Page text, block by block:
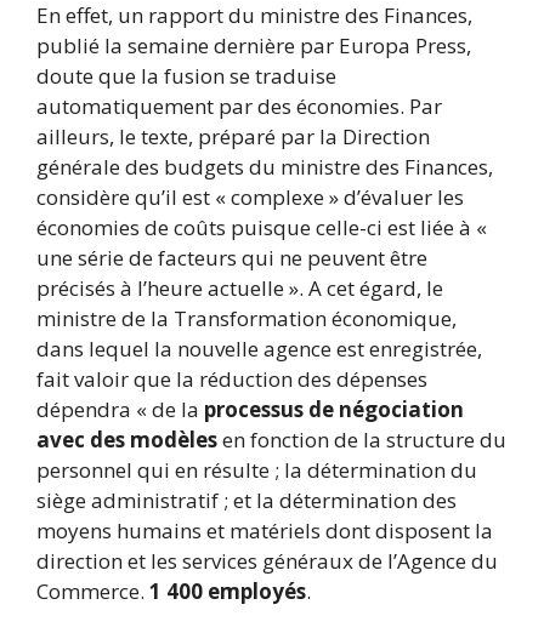
En effet, un rapport du ministre des Finances,
publié la semaine dernière par Europa Press,
doute que la fusion se traduise
automatiquement par des économies. Par
ailleurs, le texte, préparé par la Direction
générale des budgets du ministre des Finances,
considère qu’il est « complexe » d’évaluer les
économies de coûts puisque celle-ci est liée à «
une série de facteurs qui ne peuvent être
précisés à l’heure actuelle ». A cet égard, le
ministre de la Transformation économique,
dans lequel la nouvelle agence est enregistrée,
fait valoir que la réduction des dépenses
dépendra « de la processus de négociation
avec des modèlesen fonction de la structure du
personnel qui en résulte ; la détermination du
siège administratif ; et la détermination des
moyens humains et matériels dont disposent la
direction et les services généraux de l’Agence du
Commerce. 1 400 employés.